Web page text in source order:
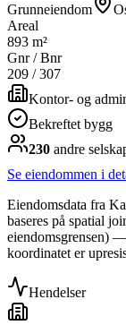
Grunneiendom
Areal
893 m²
Gnr / Bnr
209 /307
Kontor- og
Bekreftet bygg
230 andre
Se eiendommen i
Eiendomsdata fra
baseres på spatial
eiendomsgrensen)
koordinatet er
Hendelser